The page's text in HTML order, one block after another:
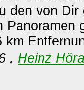
den von Dir
Panoramen
km
, Heinz Höra